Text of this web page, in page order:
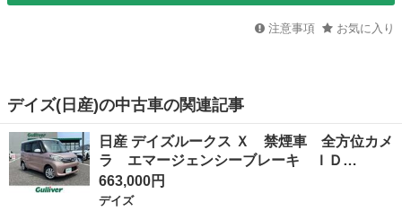
注意事項 お気に入り
デイズ(日産)の中古車の関連記事
日産 デイズルークス Ｘ 禁煙車 全方位カメ
ラ エマージェンシーブレーキ ＩＤ…
663,000円
デイズ